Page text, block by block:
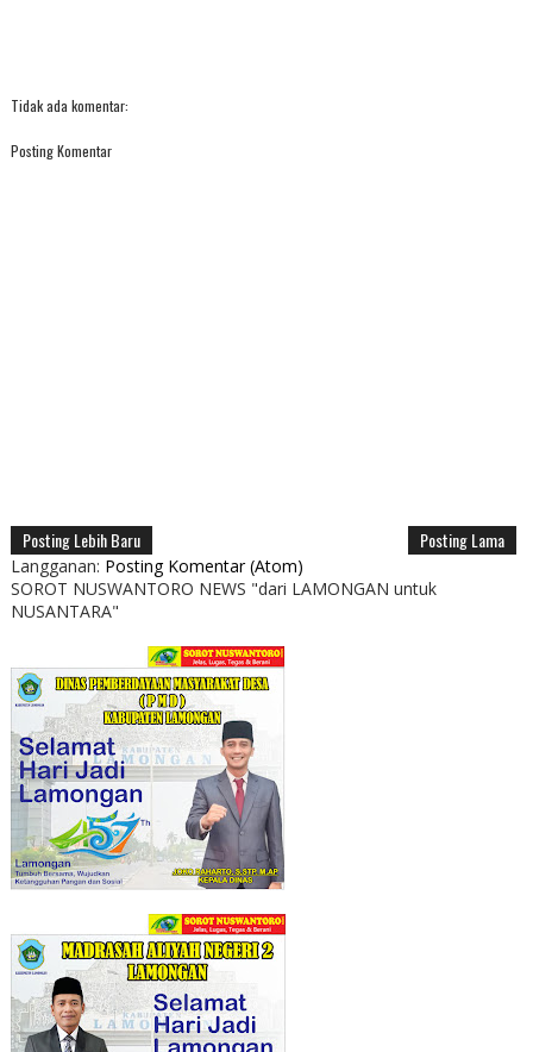
Tidak ada komentar:
Posting Komentar
Posting Lebih Baru Posting Lama
Langganan: Posting Komentar (Atom)
SOROT NUSWANTORO NEWS "dari LAMONGAN untuk
NUSANTARA"